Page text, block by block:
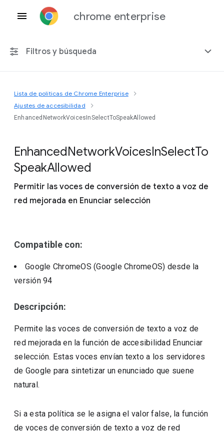
chrome enterprise
Filtros y búsqueda
Cualquier plataforma
Chrome 151
Lista de políticas de Chrome Enterprise
Ajustes de accesibilidad
EnhancedNetworkVoicesInSelectToSpeakAllowed
EnhancedNetworkVoicesInSelectTo
SpeakAllowed
Permitir las voces de conversión de texto a voz de
red mejorada en Enunciar selección
Compatible con:
Google ChromeOS (Google ChromeOS) desde la
versión94
Descripción:
Permite las voces de conversión de texto a voz de
red mejorada en la función de accesibilidad Enunciar
selección. Estas voces envían texto a los servidores
de Google para sintetizar un enunciado que suene
natural.
Si a esta política se le asigna el valor false, la función
de voces de conversión de texto a voz de red